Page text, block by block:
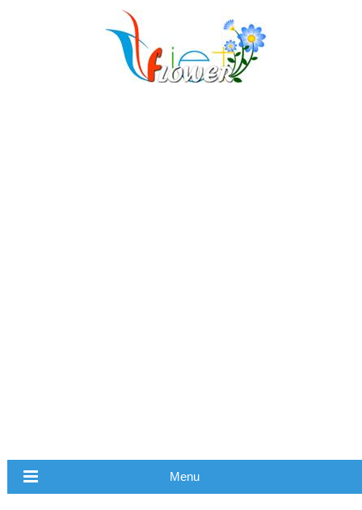
Menu